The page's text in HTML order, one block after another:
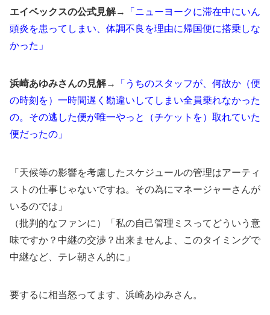
エイベックスの公式見解→
「ニューヨークに滞在中にいん
頭炎を患ってしまい、体調不良を理由に帰国便に搭乗しな
かった」
浜崎あゆみさんの見解→
「うちのスタッフが、何故か（便
の時刻を）一時間遅く勘違いしてしまい全員乗れなかった
の。その逃した便が唯一やっと（チケットを）取れていた
便だったの」
「天候等の影響を考慮したスケジュールの管理はアーティ
ストの仕事じゃないですね。その為にマネージャーさんが
いるのでは」
（批判的なファンに）「私の自己管理ミスってどういう意
味ですか？中継の交渉？出来ませんよ、このタイミングで
中継など、テレ朝さん的に」
要するに相当怒ってます、浜崎あゆみさん。